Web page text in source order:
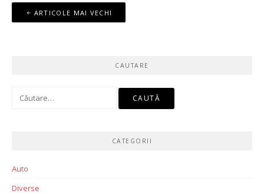
Navigare
în
ARTICOLE MAI VECHI
CAUTARE
CATEGORII
Auto
Diverse